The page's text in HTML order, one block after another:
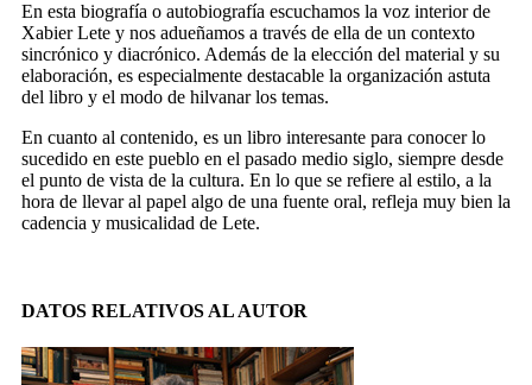
En esta biografía o autobiografía escuchamos la voz interior de
Xabier Lete y nos adueñamos a través de ella de un contexto
sincrónico y diacrónico. Además de la elección del material y su
elaboración, es especialmente destacable la organización astuta
del libro y el modo de hilvanar los temas.
En cuanto al contenido, es un libro interesante para conocer lo
sucedido en este pueblo en el pasado medio siglo, siempre desde
el punto de vista de la cultura. En lo que se refiere al estilo, a la
hora de llevar al papel algo de una fuente oral, refleja muy bien la
cadencia y musicalidad de Lete.
DATOS RELATIVOS AL AUTOR